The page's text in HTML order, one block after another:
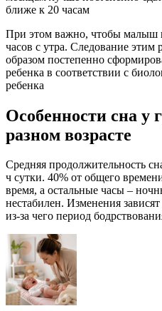
ближе к 20 часам
При этом важно, чтобы малыш
часов с утра. Следование этим
образом постепенно
ребенка в соответствии с
ребенка
Особенности сна у
разном возрасте
Средняя продолжительность
ч сутки. 40% от общего
время, а остальные часы –
нестабилен. Изменения
из-за чего период